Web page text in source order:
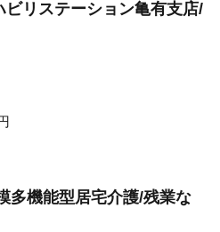
リステーション亀有支店/
多機能型居宅介護/残業な